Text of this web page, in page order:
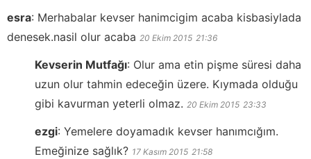
esra: Merhabalar kevser hanimcigim acaba kisbasiylada
denesek.nasil olur acaba 20 Ekim 2015 21:36
Kevserin Mutfağı: Olur ama etin pişme süresi daha
uzun olur tahmin edeceğin üzere. Kıymada olduğu
gibi kavurman yeterli olmaz. 20 Ekim 2015 23:33
ezgi: Yemelere doyamadık kevser hanımcığım.
Emeğinize sağlık? 17 Kasım 2015 21:58